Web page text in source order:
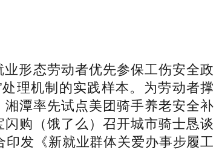
形态劳动者优先参保工伤安全政
理机制的实践样本。为劳动者撑
湘潭率先试点美团骑手养老安全补
购（饿了么）召开城市骑士恳谈
发《新就业群体关爱办事步履工